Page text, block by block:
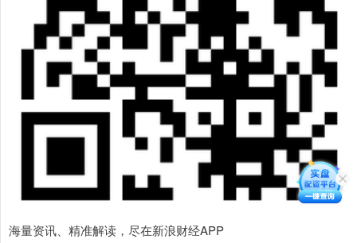
海量资讯、精准解读，尽在新浪财经APP